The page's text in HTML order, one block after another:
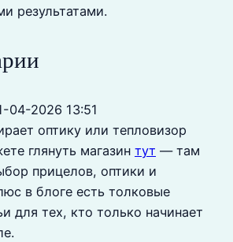
результатами.
04-2026 13:51
оптику или тепловизор
глянуть магазин тут — там
прицелов, оптики и
в блоге есть толковые
для тех, кто только начинает